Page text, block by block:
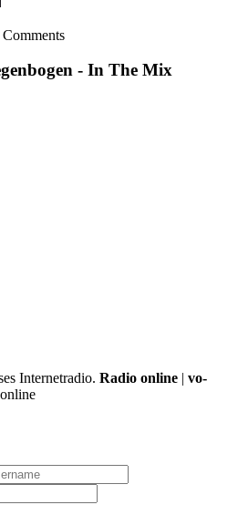
Comments
- In The Mix
Internetradio. Radio online | vo-